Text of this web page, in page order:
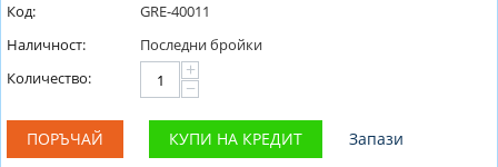
Код:
GRE-40011
Наличност:
Последни бройки
Количество:
+
−
ПОРЪЧАЙ КУПИ НА КРЕДИТ Запази